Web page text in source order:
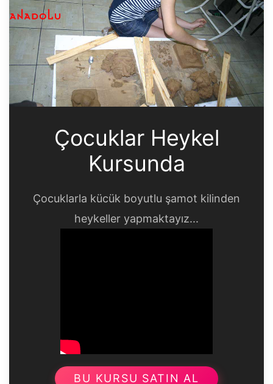
Çocuklar Heykel
Kursunda
Çocuklarla kücük boyutlu şamot kilinden
heykeller yapmaktayız...
BU KURSU SATIN AL